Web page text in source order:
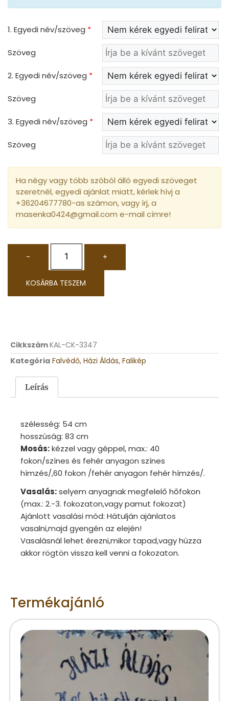
1. Egyedi név/szöveg *
Szöveg
2. Egyedi név/szöveg *
Szöveg
3. Egyedi név/szöveg *
Szöveg
Ha négy vagy több szóból álló egyedi szöveget
szeretnél, egyedi ajánlat miatt, kérlek hívj a
+36204677780-as számon, vagy írj, a
masenka0424@gmail.com e-mail címre!
- +
KOSÁRBA TESZEM
CikkszámKAL-CK-3347
Kategória Falvédő, Házi Áldás, Falikép
Leírás
szélesség: 54 cm
hosszúság: 83 cm
Mosás:kézzel vagy géppel, max.: 40
fokon/színes és fehér anyagon színes
hímzés/,60 fokon /fehér anyagon fehér hímzés/.
Vasalás:selyem anyagnak megfelelő hőfokon
(max.: 2.-3. fokozaton,vagy pamut fokozat)
Ajánlott vasalási mód: Hátulján ajánlatos
vasalni,majd gyengén az elején!
Vasalásnál lehet érezni,mikor tapad,vagy húzza
akkor rögtön vissza kell venni a fokozaton.
Termékajánló